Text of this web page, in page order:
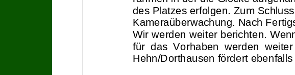
des Platzes erfolgen. Zum
Kameraüberwachung.
Nach
Wir werden weiter berichten.
für das Vorhaben werden weiter g
Hehn/Dorthausen fördert